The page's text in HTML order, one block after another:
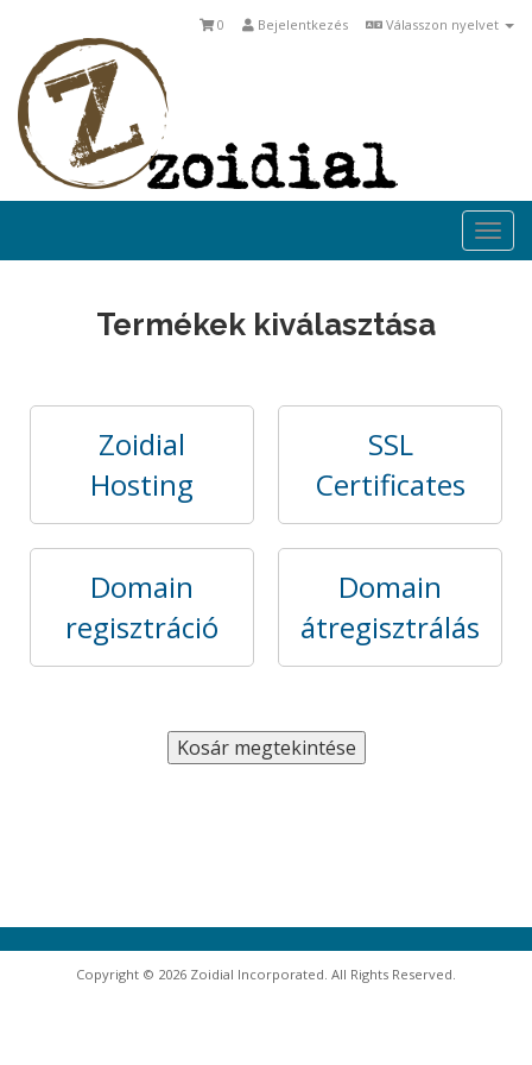
Válasszon nyelvet
Bejelentkezés
0
Termékek kiválasztása
Zoidial
Hosting
SSL
Certificates
Domain
regisztráció
Domain
átregisztrálás
Copyright © 2026 Zoidial Incorporated. All Rights Reserved.